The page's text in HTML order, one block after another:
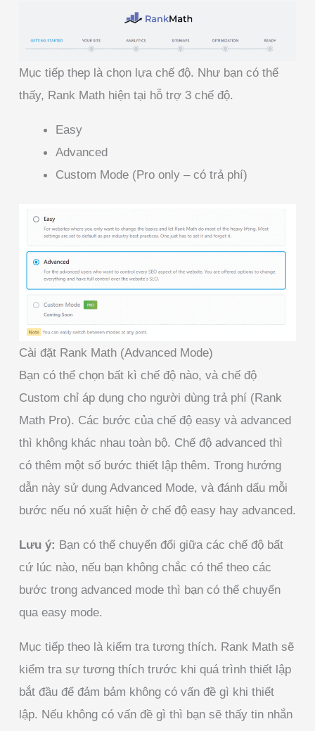
Mục tiếp thep là chọn lựa chế độ. Như bạn có thể
thấy, Rank Math hiện tại hỗ trợ 3 chế độ.
Easy
Advanced
Custom Mode (Pro only – có trả phí)
Cài đặt Rank Math (Advanced Mode)
Bạn có thể chọn bất kì chế độ nào, và chế độ
Custom chỉ áp dụng cho người dùng trả phí (Rank
Math Pro). Các bước của chế độ easy và advanced
thì không khác nhau toàn bộ. Chế độ advanced thì
có thêm một số bước thiết lập thêm. Trong hướng
dẫn này sử dụng Advanced Mode, và đánh dấu mỗi
bước nếu nó xuất hiện ở chế độ easy hay advanced.
Lưu ý: Bạn có thể chuyển đổi giữa các chế độ bất
cứ lúc nào, nếu bạn không chắc có thể theo các
bước trong advanced mode thì bạn có thể chuyển
qua easy mode.
Mục tiếp theo là kiểm tra tương thích. Rank Math sẽ
kiểm tra sự tương thích trước khi quá trình thiết lập
bắt đầu để đảm bảm không có vấn đề gì khi thiết
lập. Nếu không có vấn đề gì thì bạn sẽ thấy tin nhắn